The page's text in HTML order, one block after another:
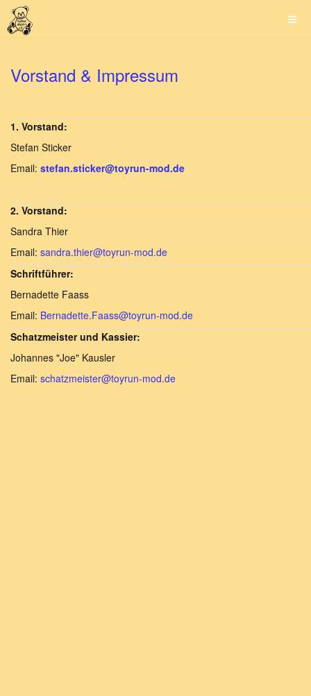
Vorstand & Impressum
1. Vorstand:
Stefan Sticker
Email: stefan.sticker@toyrun-mod.de
2. Vorstand:
Sandra Thier
Email: sandra.thier@toyrun-mod.de
Schriftführer:
Bernadette Faass
Email: Bernadette.Faass@toyrun-mod.de
Schatzmeister und Kassier:
Johannes "Joe" Kausler
Email: schatzmeister@toyrun-mod.de